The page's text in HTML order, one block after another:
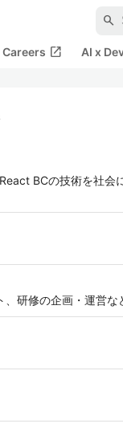
search
open_in_new AI x
BCの技術を社
研修の企画・運営な